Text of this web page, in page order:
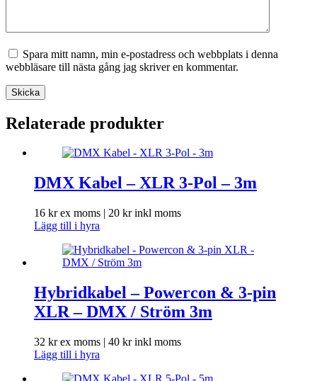
Spara mitt namn, min e-postadress och webbplats i denna
webbläsare till nästa gång jag skriver en kommentar.
Skicka
Relaterade produkter
DMX Kabel – XLR 3-Pol – 3m
16 krex moms | 20 krinkl moms
Lägg till i hyra
Hybridkabel – Powercon & 3-pin
XLR – DMX / Ström 3m
32 krex moms | 40 krinkl moms
Lägg till i hyra